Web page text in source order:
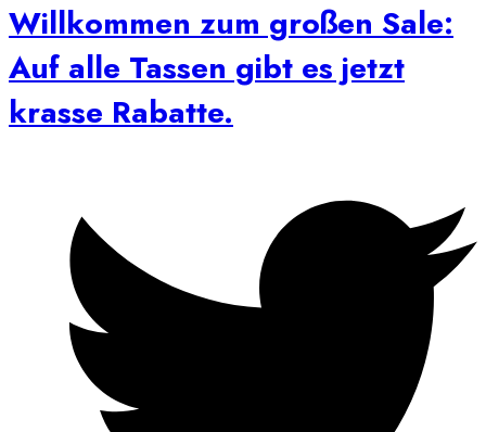
Willkommen zum großen Sale:
Auf alle Tassen gibt es jetzt
krasse Rabatte.